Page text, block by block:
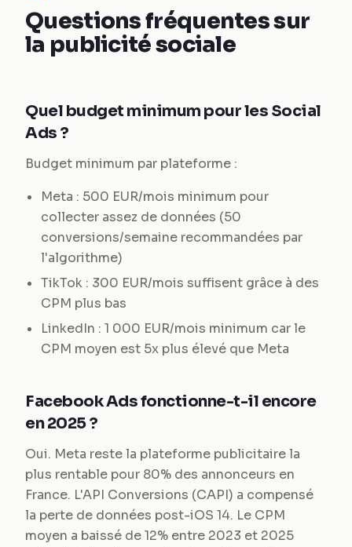
Questions fréquentes sur
la publicité sociale
Quel budget minimum pour les Social
Ads ?
Budget minimum par plateforme :
Meta : 500 EUR/mois minimum pour
collecter assez de données (50
conversions/semaine recommandées par
l'algorithme)
TikTok : 300 EUR/mois suffisent grâce à des
CPM plus bas
LinkedIn : 1 000 EUR/mois minimum car le
CPM moyen est 5x plus élevé que Meta
Facebook Ads fonctionne-t-il encore
en 2025 ?
Oui. Meta reste la plateforme publicitaire la
plus rentable pour 80% des annonceurs en
France. L'API Conversions (CAPI) a compensé
la perte de données post-iOS 14. Le CPM
moyen a baissé de 12% entre 2023 et 2025